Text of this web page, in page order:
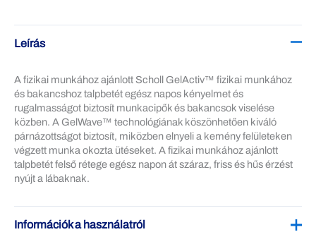
Leírás
A fizikai munkához ajánlott Scholl GelActiv™ fizikai munkához
és bakancshoz talpbetét egész napos kényelmet és
rugalmasságot biztosít munkacipők és bakancsok viselése
közben. A GelWave™ technológiának köszönhetően kiváló
párnázottságot biztosít, miközben elnyeli a kemény felületeken
végzett munka okozta ütéseket. A fizikai munkához ajánlott
talpbetét felső rétege egész napon át száraz, friss és hűs érzést
nyújt a lábaknak.
Információk a használatról